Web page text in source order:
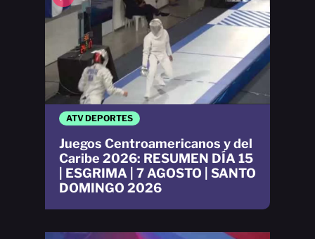
ATV DEPORTES
Juegos Centroamericanos y del
Caribe 2026: RESUMEN DÍA 15
| ESGRIMA | 7 AGOSTO | SANTO
DOMINGO 2026